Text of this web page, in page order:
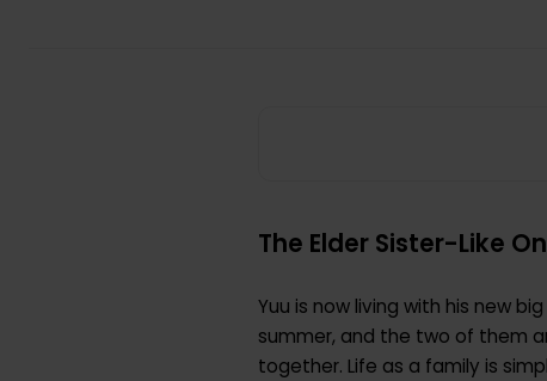
The Elder Sister-Like
Yuu is now living with his new
summer, and the two of them
together. Life as a family is